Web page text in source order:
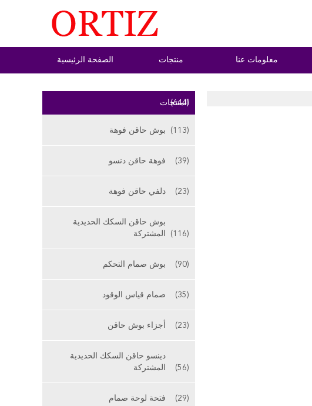
الصفحة الرئيسية منتجات معلومات عنا
المنتجات(644)
بوش حاقن فوهة (113)
فوهة حاقن دنسو (39)
دلفي حاقن فوهة (23)
بوش حاقن السكك الحديدية
المشتركة
(116)
بوش صمام التحكم (90)
صمام قياس الوقود (35)
أجزاء بوش حاقن (23)
دينسو حاقن السكك الحديدية
المشتركة
(56)
فتحة لوحة صمام (29)